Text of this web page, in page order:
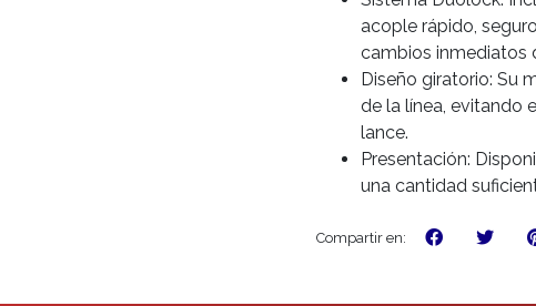
acople rápido,
cambios inmediatos
Diseño giratorio: Su
de la línea, evitando
lance.
Presentación:
una cantidad
Compartir en: